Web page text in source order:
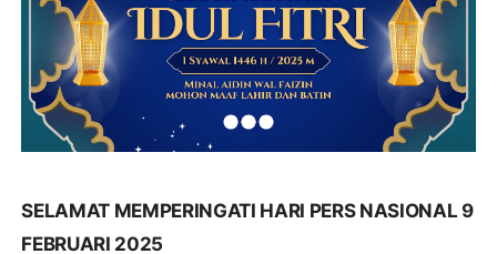
SELAMAT MEMPERINGATI HARI PERS NASIONAL 9
FEBRUARI 2025